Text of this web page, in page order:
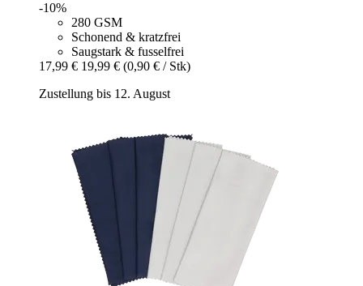
-10%
280 GSM
Schonend & kratzfrei
Saugstark & fusselfrei
17,99 € 19,99 € (0,90 € / Stk)
Zustellung bis 12. August